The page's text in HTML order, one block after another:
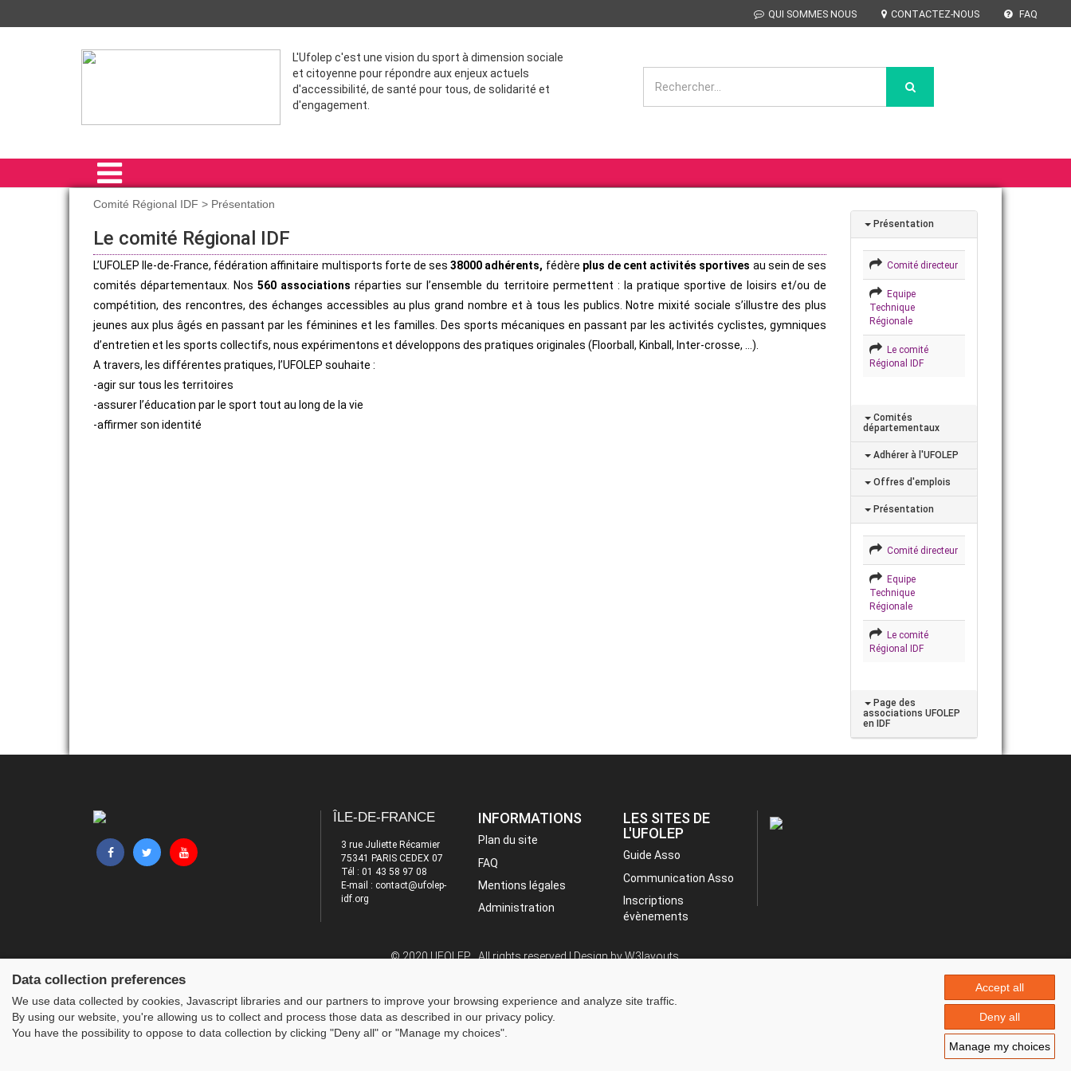
QUI SOMMES NOUS CONTACTEZ-NOUS FAQ
L'Ufolep c'est une vision du sport à dimension sociale
et citoyenne pour répondre aux enjeux actuels
d'accessibilité, de santé pour tous, de solidarité et
d'engagement.
COMITÉ RÉGIONAL IDF
FORMATIONS
SPORT POUR TOUS
ACTIVITÉS SPORTIVES
Comité Régional IDF > Présentation
Le comité Régional IDF
L’UFOLEP Ile-de-France, fédération affinitaire multisports forte de ses38000 adhérents, fédère plus de cent activités sportives au sein de ses
comités départementaux. Nos560 associations réparties sur l’ensemble du territoire permettent : la pratique sportive de loisirs et/ou de
compétition, des rencontres, des échanges accessibles au plus grand nombre et à tous les publics. Notre mixité sociale s’illustre des plus
jeunes aux plus âgés en passant par les féminines et les familles. Des sports mécaniques en passant par les activités cyclistes, gymniques
d’entretien et les sports collectifs, nous expérimentons et développons des pratiques originales (Floorball, Kinball, Inter-crosse, …).
A travers, les différentes pratiques, l’UFOLEP souhaite :
-agir sur tous les territoires
-assurer l’éducation par le sport tout au long de la vie
-affirmer son identité
Présentation
Comité directeur
Equipe
Technique
Régionale
Le comité
Régional IDF
Comités
départementaux
Adhérer à l'UFOLEP
Offres d'emplois
Présentation
Comité directeur
Equipe
Technique
Régionale
Le comité
Régional IDF
Page des
associations UFOLEP
en IDF
ÎLE-DE-FRANCE
3 rue Juliette Récamier
75341 PARIS CEDEX 07
Tél : 01 43 58 97 08
E-mail : contact@ufolep-
idf.org
INFORMATIONS
Plan du site
FAQ
Mentions légales
Administration
LES SITES DE
L'UFOLEP
Guide Asso
Communication Asso
Inscriptions
évènements
© 2020 UFOLEP . All rights reserved | Design byW3layouts.
Data collection preferences
We use data collected by cookies, Javascript libraries and our partners to improve your browsing experience and analyze site traffic.
By using our website, you're allowing us to collect and process those data as described in our privacy policy.
You have the possibility to oppose to data collection by clicking "Deny all" or "Manage my choices".
Accept all
Deny all
Manage my choices